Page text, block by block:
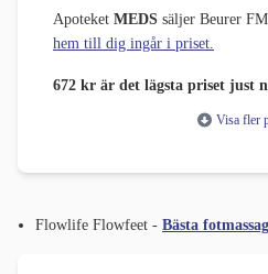
Apoteket MEDS säljer Beurer
hem till dig ingår i priset.
672 kr är det lägsta priset just
Visa fler
Flowlife Flowfeet - Bästa